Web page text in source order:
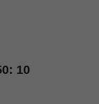
10